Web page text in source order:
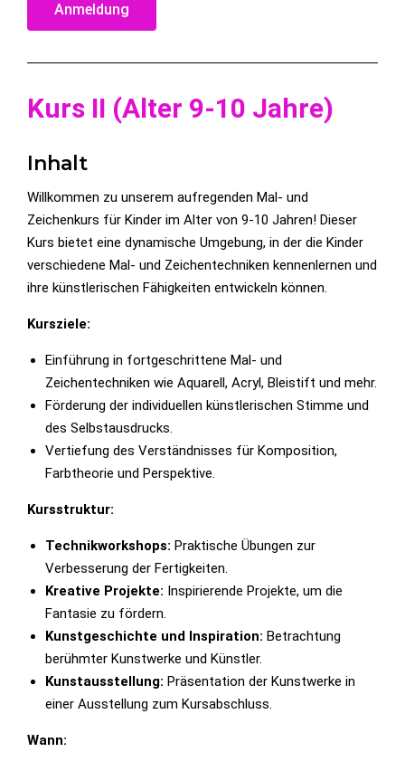
Anmeldung
Kurs II (Alter 9-10 Jahre)
Inhalt
Willkommen zu unserem aufregenden Mal- und
Zeichenkurs für Kinder im Alter von 9-10 Jahren! Dieser
Kurs bietet eine dynamische Umgebung, in der die Kinder
verschiedene Mal- und Zeichentechniken kennenlernen und
ihre künstlerischen Fähigkeiten entwickeln können.
Kursziele:
Einführung in fortgeschrittene Mal- und
Zeichentechniken wie Aquarell, Acryl, Bleistift und mehr.
Förderung der individuellen künstlerischen Stimme und
des Selbstausdrucks.
Vertiefung des Verständnisses für Komposition,
Farbtheorie und Perspektive.
Kursstruktur:
Technikworkshops: Praktische Übungen zur
Verbesserung der Fertigkeiten.
Kreative Projekte: Inspirierende Projekte, um die
Fantasie zu fördern.
Kunstgeschichte und Inspiration: Betrachtung
berühmter Kunstwerke und Künstler.
Kunstausstellung: Präsentation der Kunstwerke in
einer Ausstellung zum Kursabschluss.
Wann: